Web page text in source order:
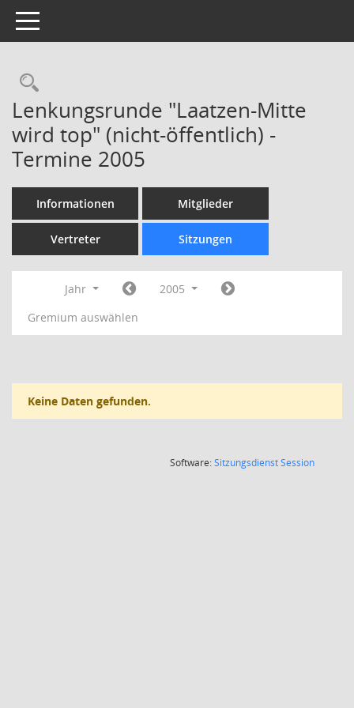
Toggle navigation
Rechercheauswahl
Lenkungsrunde "Laatzen-Mitte
wird top" (nicht-öffentlich) -
Termine 2005
Informationen Mitglieder
Vertreter Sitzungen
Jahr
2005
Gremium auswählen
Keine Daten gefunden.
Software:SitzungsdienstSession(Wird in